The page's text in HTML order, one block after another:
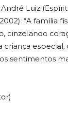
Luiz
“A família
sentimentos